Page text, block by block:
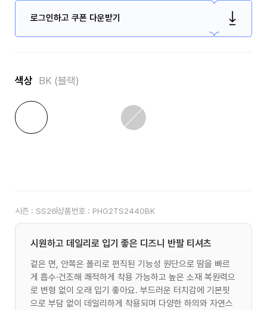
로그인하고 쿠폰 다운받기
색상 BK (블랙)
시즌 : SS26상품번호 : PHG2TS2440BK
시원하고 데일리로 입기 좋은 디즈니 반팔 티셔츠
겉은 면, 안쪽은 폴리로 편직된 기능성 원단으로 땀을 빠르
게 흡수·건조해 쾌적하게 착용 가능하고 높은 소재 복원력으
로 변형 없이 오래 입기 좋아요. 부드러운 터치감에 기본핏
으로 부담 없이 데일리하게 착용되며 다양한 하의와 자연스